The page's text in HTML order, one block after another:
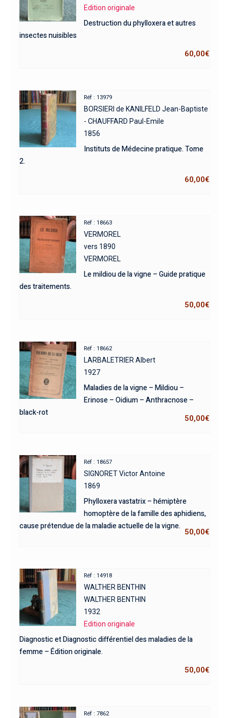
Edition originale
Destruction du phylloxera et autres
insectes nuisibles
60,00€
Réf : 13979
BORSIERI de KANILFELD Jean-Baptiste
- CHAUFFARD Paul-Emile
1856
Instituts de Médecine pratique. Tome
2.
60,00€
Réf : 18663
VERMOREL
vers 1890
VERMOREL
Le mildiou de la vigne – Guide pratique
des traitements.
50,00€
Réf : 18662
LARBALETRIER Albert
1927
Maladies de la vigne – Mildiou –
Erinose – Oidium – Anthracnose –
black-rot
50,00€
Réf : 18657
SIGNORET Victor Antoine
1869
Phylloxera vastatrix – hémiptère
homoptère de la famille des aphidiens,
cause prétendue de la maladie actuelle de la vigne.
50,00€
Réf : 14918
WALTHER BENTHIN
WALTHER BENTHIN
1932
Edition originale
Diagnostic et Diagnostic différentiel des maladies de la
femme – Édition originale.
50,00€
Réf : 7862